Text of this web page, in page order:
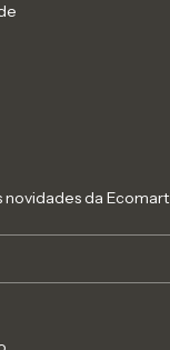
da Ecomart